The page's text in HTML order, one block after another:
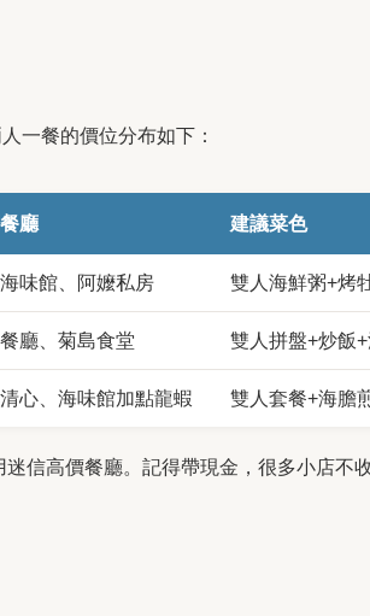
一餐的價位分布如下：
廳 建議菜色
味館、阿嬤私房 雙人海鮮粥+烤
廳、菊島食堂 雙人拼盤+炒飯
心、海味館加點龍蝦 雙人套餐+海膽
信高價餐廳。記得帶現金，很多小店不收